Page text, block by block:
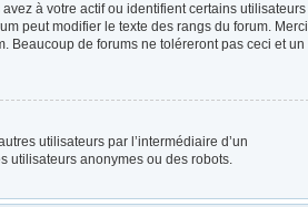
à votre actif ou identifient certains utilisateurs
peut modifier le texte des rangs du forum. Merci
Beaucoup de forums ne toléreront pas ceci et un
utilisateurs par l’intermédiaire d’un
utilisateurs anonymes ou des robots.